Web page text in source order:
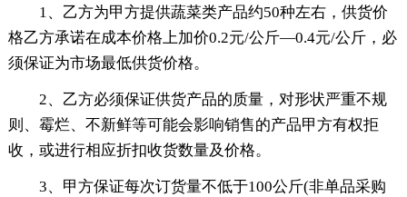
1、乙方为甲方提供蔬菜类产品约50种左右，供货价
格乙方承诺在成本价格上加价0.2元/公斤—0.4元/公斤，必
须保证为市场最低供货价格。
2、乙方必须保证供货产品的质量，对形状严重不规
则、霉烂、不新鲜等可能会影响销售的产品甲方有权拒
收，或进行相应折扣收货数量及价格。
3、甲方保证每次订货量不低于100公斤(非单品采购